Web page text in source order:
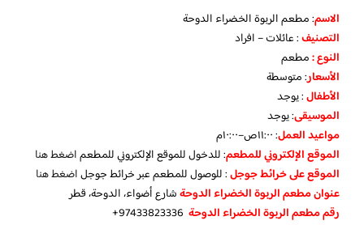
الاسم: مطعم الربوة الخضراء الدوحة
التصنيف: عائلات – افراد
النوع :مطعم
الأسعار:متوسطة
الأطفال:يوجد
الموسيقى:يوجد
مواعيد العمل: ١١:٠٠ص–١٠:٠٠م
الموقع الإلكتروني للمطعم: للدخول للموقع الإلكتروني للمطعماضغط هنا
الموقع على خرائط جوجل: للوصول للمطعم عبر خرائط جوجلاضغط هنا
عنوان مطعم الربوة الخضراء الدوحةشارع أضواء، الدوحة، قطر
رقم مطعم الربوة الخضراء الدوحة 97433823336+